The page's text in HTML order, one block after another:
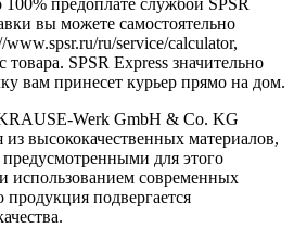
предоплате службой SPSR
вы можете самостоятельно
www.spsr.ru/ru/service/calculator,
SPSR Express значительно
вам принесет курьер прямо на дом.
Werk GmbH & Со. KG
высококачественных материалов,
для этого
современных
подвергается